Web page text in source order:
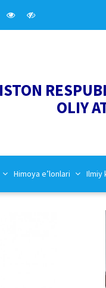
OLIY
Himoya e’lonlari Ilmiy